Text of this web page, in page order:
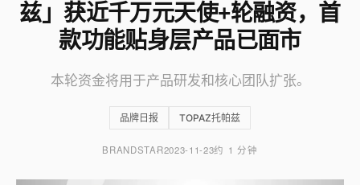
兹」获近千万元天使+轮融资，首
款功能贴身层产品已面市
本轮资金将用于产品研发和核心团队扩张。
品牌日报 TOPAZ托帕兹
BRANDSTAR2023-11-23约 1 分钟